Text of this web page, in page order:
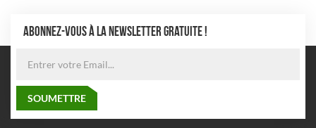
ABONNEZ-VOUS À LA NEWSLETTER GRATUITE !